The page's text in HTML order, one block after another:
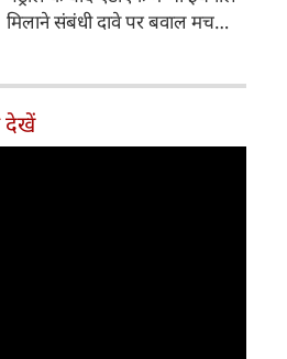
इसके अलावा Redmi Note 17 में
Corning Gorilla Glass 7i
चेसिस जैसे फीचर्स मिलते हैं।
मिलाने संबंधी दावे पर बवाल मच
इथेनॉल मिलाने की कोई योजना नहीं
है।
देखें